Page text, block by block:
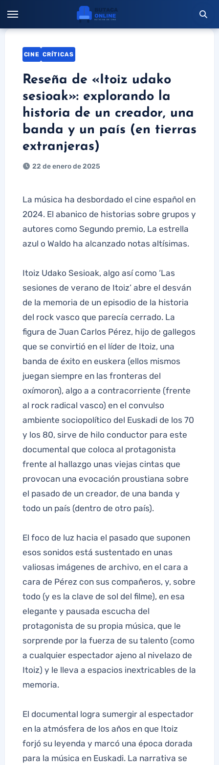
contenido
CINE CRÍTICAS
Reseña de «Itoiz udako
sesioak»: explorando la
historia de un creador, una
banda y un país (en tierras
extranjeras)
22 de enero de 2025
La música ha desbordado el cine español en
2024. El abanico de historias sobre grupos y
autores como Segundo premio, La estrella
azul o Waldo ha alcanzado notas altísimas.
Itoiz Udako Sesioak, algo así como ‘Las
sesiones de verano de Itoiz’ abre el desván
de la memoria de un episodio de la historia
del rock vasco que parecía cerrado. La
figura de Juan Carlos Pérez, hijo de gallegos
que se convirtió en el líder de Itoiz, una
banda de éxito en euskera (ellos mismos
juegan siempre en las fronteras del
oxímoron), algo a a contracorriente (frente
al rock radical vasco) en el convulso
ambiente sociopolítico del Euskadi de los 70
y los 80, sirve de hilo conductor para este
documental que coloca al protagonista
frente al hallazgo unas viejas cintas que
provocan una evocación proustiana sobre
el pasado de un creador, de una banda y
todo un país (dentro de otro país).
El foco de luz hacia el pasado que suponen
esos sonidos está sustentado en unas
valiosas imágenes de archivo, en el cara a
cara de Pérez con sus compañeros, y, sobre
todo (y es la clave de sol del filme), en esa
elegante y pausada escucha del
protagonista de su propia música, que le
sorprende por la fuerza de su talento (como
a cualquier espectador ajeno al nivelazo de
Itoiz) y le lleva a espacios inextricables de la
memoria.
El documental logra sumergir al espectador
en la atmósfera de los años en que Itoiz
forjó su leyenda y marcó una época dorada
para la música en Euskadi. La narrativa se